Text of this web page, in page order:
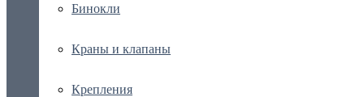
Бинокли
Краны и клапаны
Крепления